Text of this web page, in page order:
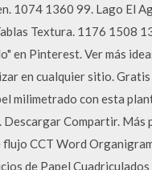
1074 1360 99. Lago El
Textura. 1176 1508
en Pinterest. Ver más
en cualquier sitio.
milimetrado con esta
Compartir. Más
CCT Word
de Papel